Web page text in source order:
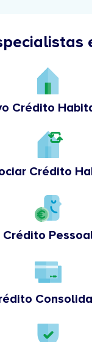
Crédito
Crédito
Crédito